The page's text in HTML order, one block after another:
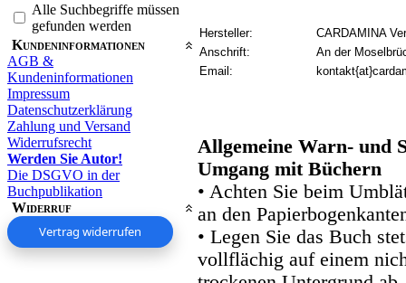
Alle Suchbegriffe müssen
gefunden werden
Kundeninformationen
AGB &
Kundeninformationen
Impressum
Datenschutzerklärung
Zahlung und Versand
Widerrufsrecht
Werden Sie Autor!
Die DSGVO in der
Buchpublikation
Widerruf
Vertrag widerrufen
Hersteller:
CARDAMINA
Anschrift:
An der
Email:
Allgemeine Warn- und
Umgang mit Büchern
• Achten Sie beim
an den
• Legen Sie das Buch
vollflächig auf einem